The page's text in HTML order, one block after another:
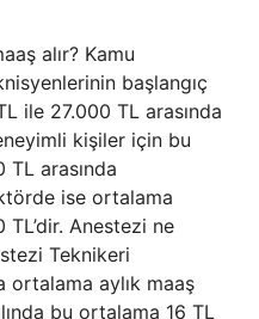
alır? Kamu
başlangıç
ile 27.000 TL arasında
kişiler için bu
arasında
ise ortalama
TL’dir. Anestezi ne
Teknikeri
ortalama aylık maaş
bu ortalama 16 TL